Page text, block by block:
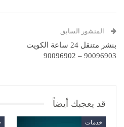
المنشور السابق
بنشر متنقل 24 ساعة الكويت
90096903 – 90096902
قد يعجبك أيضاً
خدمات